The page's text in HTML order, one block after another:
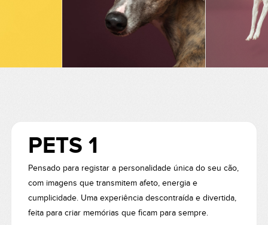
PETS 1
Pensado para registar a personalidade única do seu cão,
com imagens que transmitem afeto, energia e
cumplicidade. Uma experiência descontraída e divertida,
feita para criar memórias que ficam para sempre.